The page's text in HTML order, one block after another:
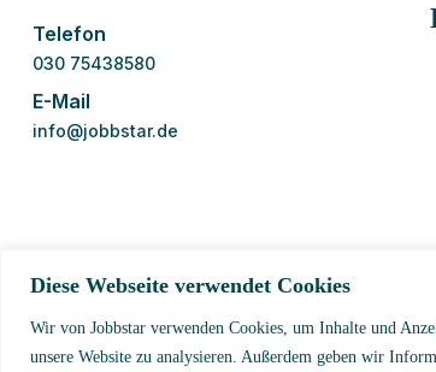
Diese Webseite verwendet Cookies
Wir von Jobbstar verwenden Cookies, um Inhalte und
unsere Website zu analysieren. Außerdem geben wir
Telefon
030 75438580
E-Mail
info@jobbstar.de
© 2026 Jobbstar UG